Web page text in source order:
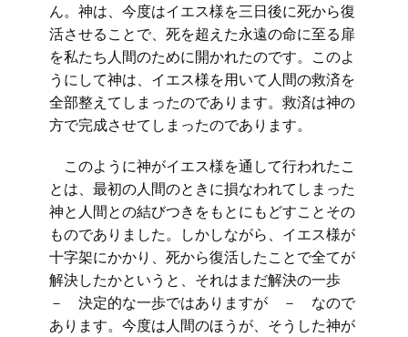
ん。神は、今度はイエス様を三日後に死から復
活させることで、死を超えた永遠の命に至る扉
を私たち人間のために開かれたのです。このよ
うにして神は、イエス様を用いて人間の救済を
全部整えてしまったのであります。救済は神の
方で完成させてしまったのであります。
このように神がイエス様を通して行われたこ
とは、最初の人間のときに損なわれてしまった
神と人間との結びつきをもとにもどすことその
ものでありました。しかしながら、イエス様が
十字架にかかり、死から復活したことで全てが
解決したかというと、それはまだ解決の一歩
－ 決定的な一歩ではありますが － なので
あります。今度は人間のほうが、そうした神が